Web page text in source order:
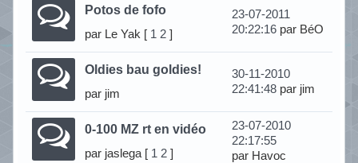
Potos de fofo
par Le Yak [ 1 2]
23-07-2011
20:22:16 par BéO
Oldies bau goldies!
par jim
30-11-2010
22:41:48 par jim
0-100 MZ rt en vidéo
par jaslega [ 1 2]
23-07-2010
22:17:55
par Havoc